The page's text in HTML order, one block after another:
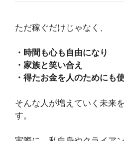
ただ稼ぐだけじゃなく、
・時間も心も自由になり
・家族と笑い合え
・得たお金を人のためにも
そんな人が増えていく未来
す。